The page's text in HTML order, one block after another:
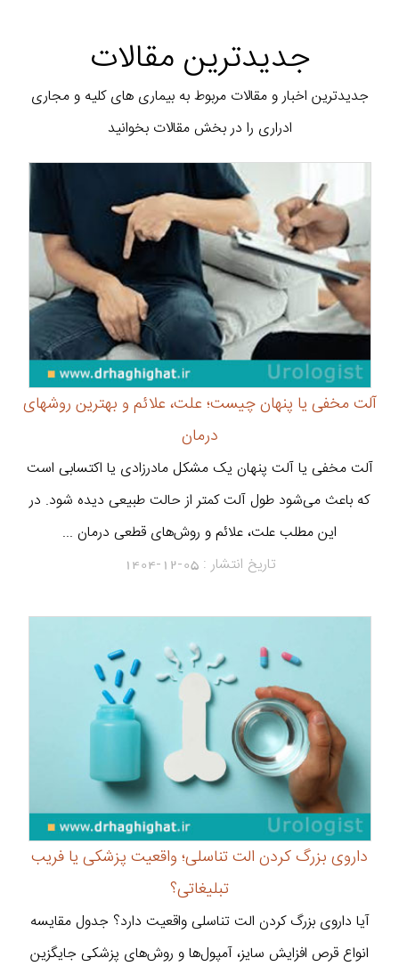
جدیدترین مقالات
جدیدترین اخبار و مقالات مربوط به بیماری های کلیه و مجاری
ادراری را در بخش مقالات بخوانید
آلت مخفی یا پنهان چیست؛ علت، علائم و بهترین روشهای
درمان
آلت مخفی یا آلت پنهان یک مشکل مادرزادی یا اکتسابی است
که باعث می‌شود طول آلت کمتر از حالت طبیعی دیده شود. در
این مطلب علت، علائم و روش‌های قطعی درمان ...
تاریخ انتشار :1404-12-05
داروی بزرگ کردن الت تناسلی؛ واقعیت پزشکی یا فریب
تبلیغاتی؟
آیا داروی بزرگ کردن الت تناسلی واقعیت دارد؟ جدول مقایسه
انواع قرص افزایش سایز، آمپول‌ها و روش‌های پزشکی جایگزین